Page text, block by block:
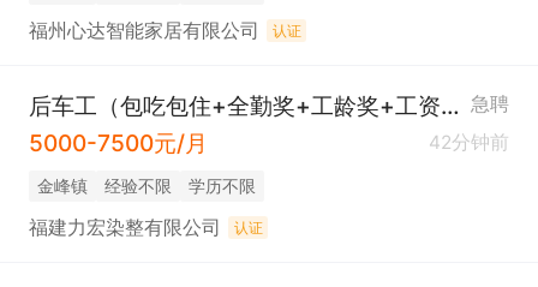
福州心达智能家居有限公司 认证
后车工（包吃包住+全勤奖+工龄奖+工资准时+有月休） 急聘
5000-7500元/月 42分钟前
​金峰镇 经验不限 学历不限
福建力宏染整有限公司 认证